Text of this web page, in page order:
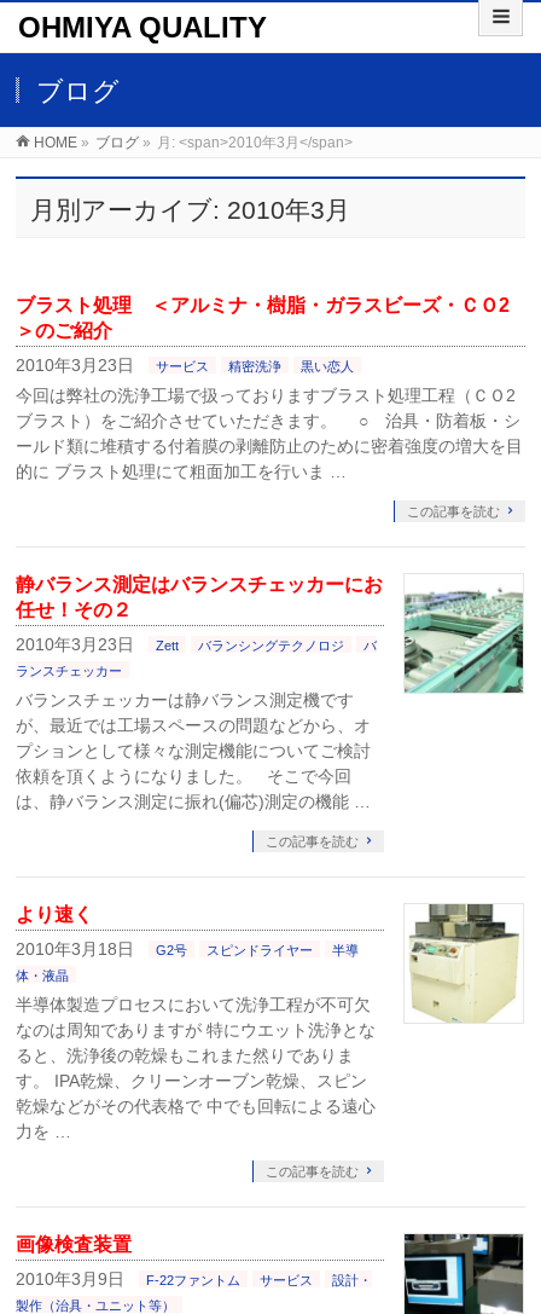
OHMIYA QUALITY
ブログ
HOME » ブログ » 月: <span>2010年3月</span>
月別アーカイブ: 2010年3月
ブラスト処理 ＜アルミナ・樹脂・ガラスビーズ・ＣＯ2
＞のご紹介
2010年3月23日 サービス 精密洗浄 黒い恋人
今回は弊社の洗浄工場で扱っておりますブラスト処理工程（ＣＯ2
ブラスト）をご紹介させていただきます。 ○ 治具・防着板・シ
ールド類に堆積する付着膜の剥離防止のために密着強度の増大を目
的に ブラスト処理にて粗面加工を行いま …
この記事を読む
静バランス測定はバランスチェッカーにお
任せ！その２
2010年3月23日 Zett バランシングテクノロジ
バ
ランスチェッカー
バランスチェッカーは静バランス測定機です
が、最近では工場スペースの問題などから、オ
プションとして様々な測定機能についてご検討
依頼を頂くようになりました。 そこで今回
は、静バランス測定に振れ(偏芯)測定の機能 …
この記事を読む
より速く
2010年3月18日 G2号 スピンドライヤー
半導
体・液晶
半導体製造プロセスにおいて洗浄工程が不可欠
なのは周知でありますが 特にウエット洗浄とな
ると、洗浄後の乾燥もこれまた然りでありま
す。 IPA乾燥、クリーンオーブン乾燥、スピン
乾燥などがその代表格で 中でも回転による遠心
力を …
この記事を読む
画像検査装置
2010年3月9日 F-22ファントム サービス
設計・
製作（治具・ユニット等）